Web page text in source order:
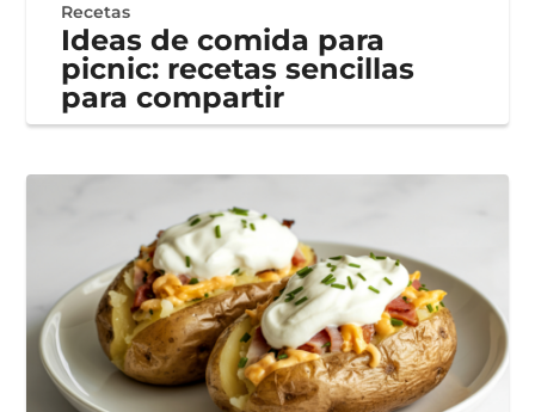
Recetas
Ideas de comida para
picnic: recetas sencillas
para compartir